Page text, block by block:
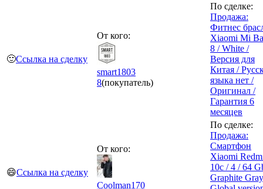
🙂Ссылка на сделку
От кого:
smart1803
8(покупатель)
По сделке:
Продажа:
Фитнес
Xiaomi Mi
8 / White /
Версия для
Китая /
языка нет /
Оригинал /
Гарантия 6
месяцев
😄Ссылка на сделку
От кого:
Coolman170
По сделке:
Продажа:
Смартфон
Xiaomi
10c / 4 / 64
Graphite